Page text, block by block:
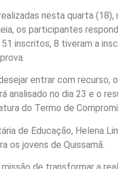
nesta quarta (18),
os participantes
inscritos, 8 tiveram a
entrar com recurso,
analisado no dia 23 e o
do Termo de
de Educação, Helena
os jovens de Quissamã.